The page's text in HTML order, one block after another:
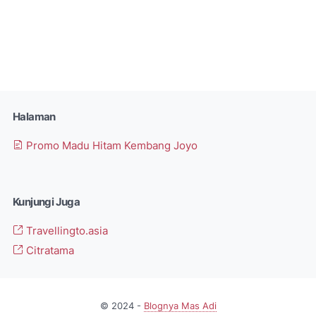
Halaman
Promo Madu Hitam Kembang Joyo
Kunjungi Juga
Travellingto.asia
Citratama
© 2024 - Blognya Mas Adi